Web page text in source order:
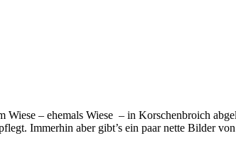
– ehemals Wiese – in Korschenbroich
Immerhin aber gibt’s ein paar nette Bilder